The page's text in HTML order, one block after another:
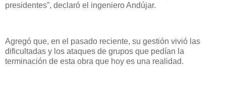
presidentes”, declaró el ingeniero Andújar.
Agregó que, en el pasado reciente, su gestión vivió las
dificultadas y los ataques de grupos que pedían la
terminación de esta obra que hoy es una realidad.